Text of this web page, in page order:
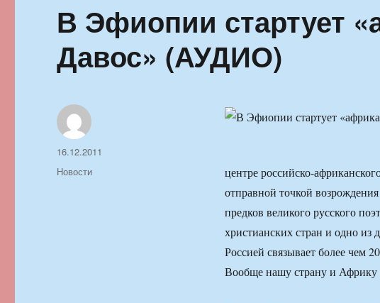
В Эфиопии стартует
Давос» (АУДИО)
центре российско-
отправной точкой
предков великого русского
христианских стран и одно из
Россией связывает более чем
Вообще нашу страну и Африку
Автор
Опубликовано
16.12.2011
Рубрики
Новости